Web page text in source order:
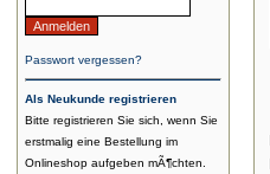
Passwort vergessen?
Als Neukunde registrieren
Bitte registrieren Sie sich, wenn Sie
erstmalig eine Bestellung im
Onlineshop aufgeben mÃ¶chten.